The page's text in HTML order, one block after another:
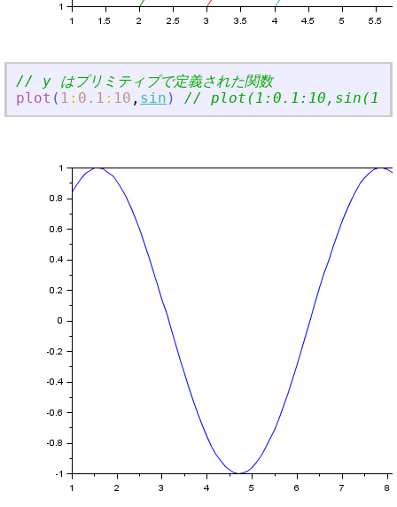
// y はプリミティブで定義された関数
plot ( 1 : 0.1 : 10 , sin ) //